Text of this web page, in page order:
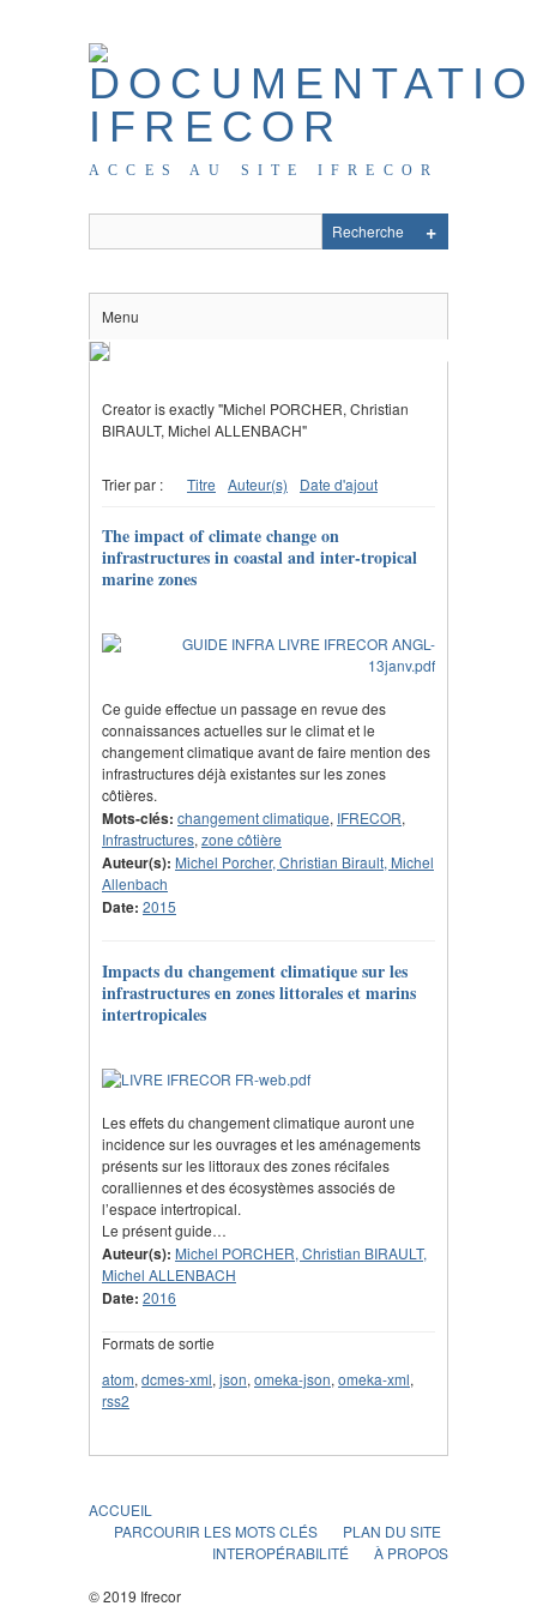
ACCES AU SITE IFRECOR
Menu
Creator is exactly "Michel PORCHER, Christian
BIRAULT, Michel ALLENBACH"
Trier par : Titre Auteur(s) Date d'ajout
The impact of climate change on
infrastructures in coastal and inter-tropical
marine zones
Ce guide effectue un passage en revue des
connaissances actuelles sur le climat et le
changement climatique avant de faire mention des
infrastructures déjà existantes sur les zones
côtières.
Mots-clés: changement climatique, IFRECOR,
Infrastructures, zone côtière
Auteur(s): Michel Porcher, Christian Birault, Michel
Allenbach
Date: 2015
Impacts du changement climatique sur les
infrastructures en zones littorales et marins
intertropicales
Les effets du changement climatique auront une
incidence sur les ouvrages et les aménagements
présents sur les littoraux des zones récifales
coralliennes et des écosystèmes associés de
l’espace intertropical.
Le présent guide…
Auteur(s): Michel PORCHER, Christian BIRAULT,
Michel ALLENBACH
Date: 2016
Formats de sortie
atom, dcmes-xml, json, omeka-json, omeka-xml,
rss2
ACCUEIL
PARCOURIR LES MOTS CLÉS
PLAN DU SITE
INTEROPÉRABILITÉ
À PROPOS
© 2019 Ifrecor